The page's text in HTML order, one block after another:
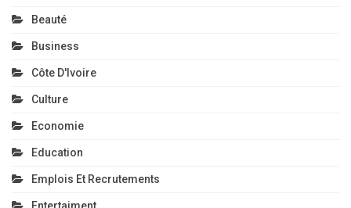
Beauté
Business
Côte D'Ivoire
Culture
Economie
Education
Emplois Et Recrutements